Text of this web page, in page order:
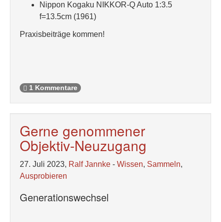
Nippon Kogaku NIKKOR-Q Auto 1:3.5
f=13.5cm (1961)
Praxisbeiträge kommen!
1 Kommentare
Gerne genommener
Objektiv-Neuzugang
27. Juli 2023, Ralf Jannke - Wissen, Sammeln,
Ausprobieren
Generationswechsel